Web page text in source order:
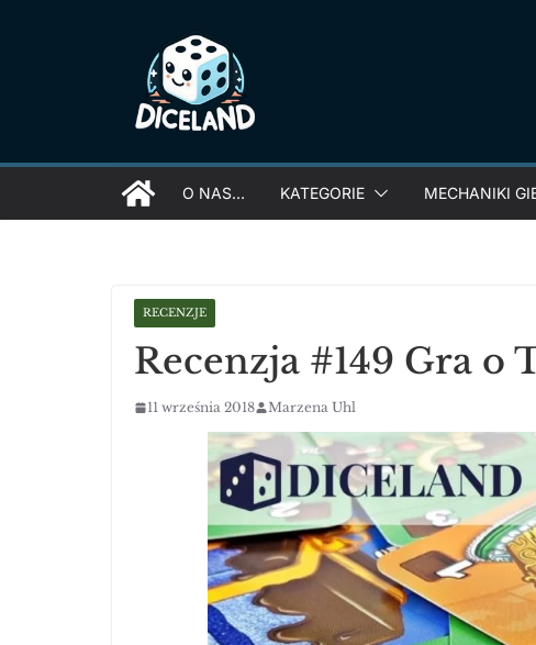
O NAS… KATEGORIE MECHANIKI
RECENZJE
Recenzja #149 Gra o
11 września 2018 Marzena Uhl